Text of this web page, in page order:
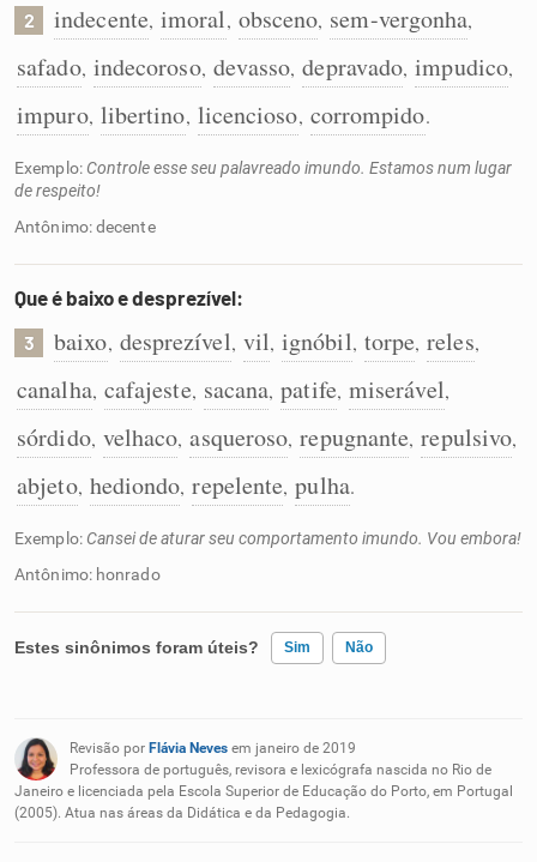
2 indecente, imoral, obsceno, sem-vergonha,
safado, indecoroso, devasso, depravado, impudico,
impuro, libertino, licencioso, corrompido.
Exemplo: Controle esse seu palavreado imundo. Estamos num lugar
de respeito!
Antônimo: decente
Que é baixo e desprezível:
3 baixo, desprezível, vil, ignóbil, torpe, reles,
canalha, cafajeste, sacana, patife, miserável,
sórdido, velhaco, asqueroso, repugnante, repulsivo,
abjeto, hediondo, repelente, pulha.
Exemplo: Cansei de aturar seu comportamento imundo. Vou embora!
Antônimo: honrado
Estes sinônimos foram úteis? Sim Não
Nenhum dos sinônimos apresentados me ajudou
Outro
Revisão por Flávia Neves em janeiro de 2019
Professora de português, revisora e lexicógrafa nascida no Rio de
Janeiro e licenciada pela Escola Superior de Educação do Porto, em Portugal
(2005). Atua nas áreas da Didática e da Pedagogia.